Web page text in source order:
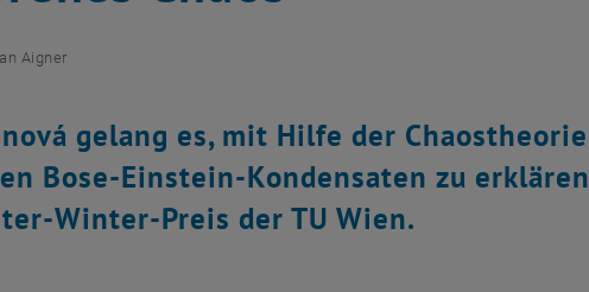
Aigner
gelang es, mit Hilfe der
Bose-Einstein-Kondensaten zu
Winter-Preis der TU Wien.